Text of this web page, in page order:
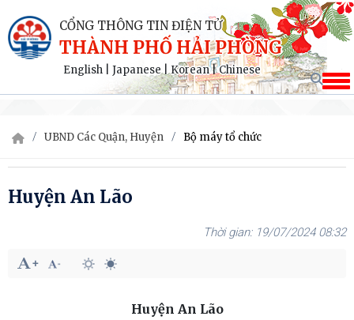
CỔNG THÔNG TIN ĐIỆN TỬ
THÀNH PHỐ HẢI PHÒNG
English Japanese|Korean|Chinese
UBND Các Quận, Huyện Bộ máy tổ chức
Huyện An Lão
19/07/2024 08:32
Huyện An Lão